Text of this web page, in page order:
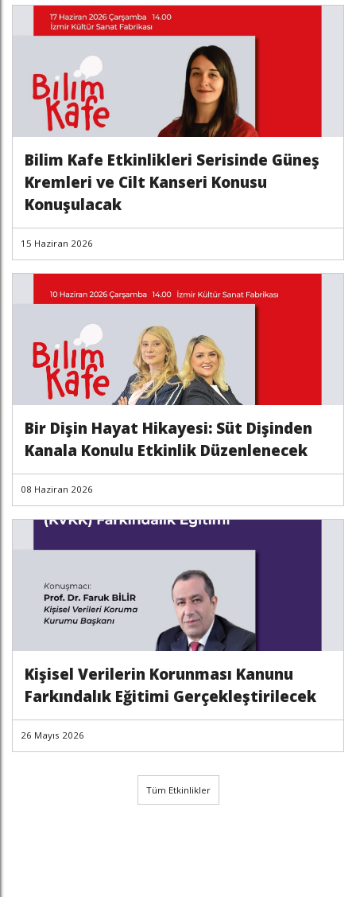
Bilim Kafe Etkinlikleri Serisinde Güneş
Kremleri ve Cilt Kanseri Konusu
Konuşulacak
15 Haziran 2026
Bir Dişin Hayat Hikayesi: Süt Dişinden
Kanala Konulu Etkinlik Düzenlenecek
08 Haziran 2026
Kişisel Verilerin Korunması Kanunu
Farkındalık Eğitimi Gerçekleştirilecek
26 Mayıs 2026
Tüm Etkinlikler